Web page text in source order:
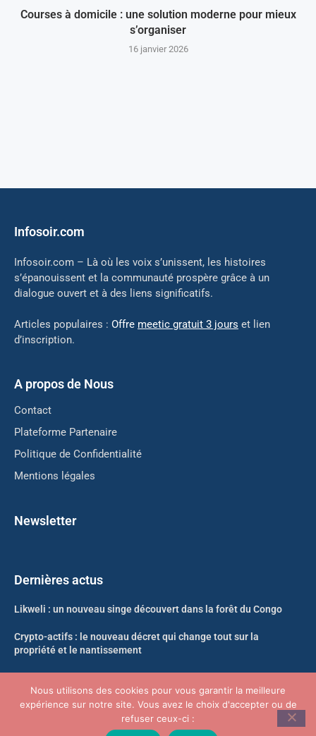
Courses à domicile : une solution moderne pour mieux
s’organiser
16 janvier 2026
Infosoir.com
Infosoir.com – Là où les voix s’unissent, les histoires
s’épanouissent et la communauté prospère grâce à un
dialogue ouvert et à des liens significatifs.
Articles populaires : Offre meetic gratuit 3 jours et lien
d’inscription.
A propos de Nous
Contact
Plateforme Partenaire
Politique de Confidentialité
Mentions légales
Newsletter
Dernières actus
Likweli : un nouveau singe découvert dans la forêt du Congo
Crypto-actifs : le nouveau décret qui change tout sur la
propriété et le nantissement
Kickass Torrents nouvelle adresse Août 2026 : le point
Nous utilisons des cookies pour vous garantir la meilleure
expérience sur notre site. Vous avez le choix d'accepter ou de
refuser ceux-ci :